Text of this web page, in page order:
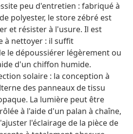
peu d'entretien : fabriqué à
polyester, le store zébré est
et résister à l'usure. Il est
à nettoyer : il suffit
le dépoussiérer légèrement ou
d'un chiffon humide.
solaire : la conception à
des panneaux de tissu
La lumière peut être
à l'aide d'un palan à chaîne,
l'éclairage de la pièce de